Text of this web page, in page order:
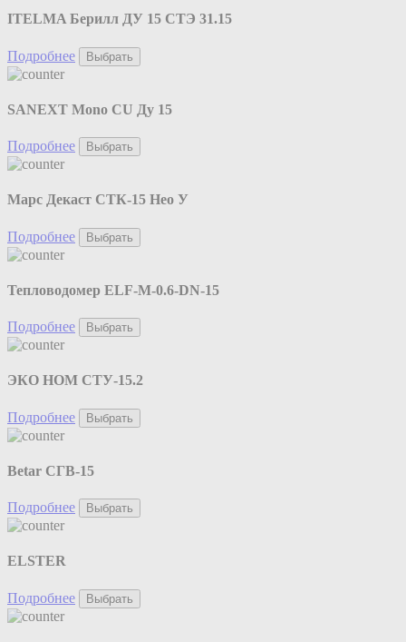
ITELMA Берилл ДУ 15 СТЭ 31.15
Подробнее Выбрать
SANEXT Mono CU Ду 15
Подробнее Выбрать
Марс Декаст СТК-15 Нео У
Подробнее Выбрать
Тепловодомер ELF-M-0.6-DN-15
Подробнее Выбрать
ЭКО НОМ СТУ-15.2
Подробнее Выбрать
Betar СГВ-15
Подробнее Выбрать
ELSTER
Подробнее Выбрать